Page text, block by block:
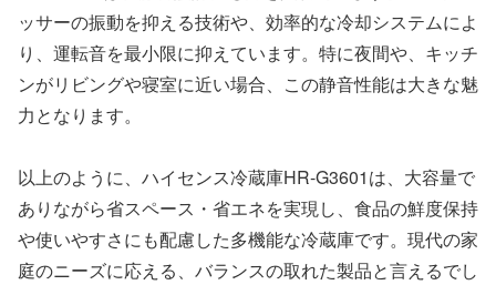
ッサーの振動を抑える技術や、効率的な冷却システムによ
り、運転音を最小限に抑えています。特に夜間や、キッチ
ンがリビングや寝室に近い場合、この静音性能は大きな魅
力となります。
以上のように、ハイセンス冷蔵庫HR-G3601は、大容量で
ありながら省スペース・省エネを実現し、食品の鮮度保持
や使いやすさにも配慮した多機能な冷蔵庫です。現代の家
庭のニーズに応える、バランスの取れた製品と言えるでし